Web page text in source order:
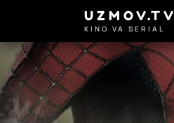
UZMOV.TV
KINO VA SERIAL